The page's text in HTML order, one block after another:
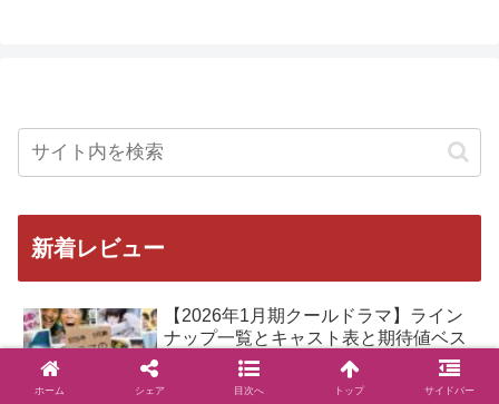
新着レビュー
【2026年1月期クールドラマ】ライン
ナップ一覧とキャスト表と期待値ベス
ホーム シェア 目次へ トップ サイドバー